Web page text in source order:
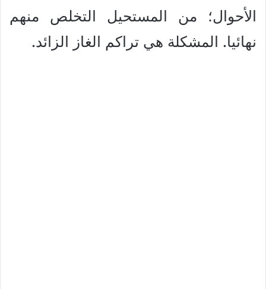
الأحوال؛ من المستحيل التخلص منهم
نهائيا. المشكلة هي تراكم الغاز الزائد.